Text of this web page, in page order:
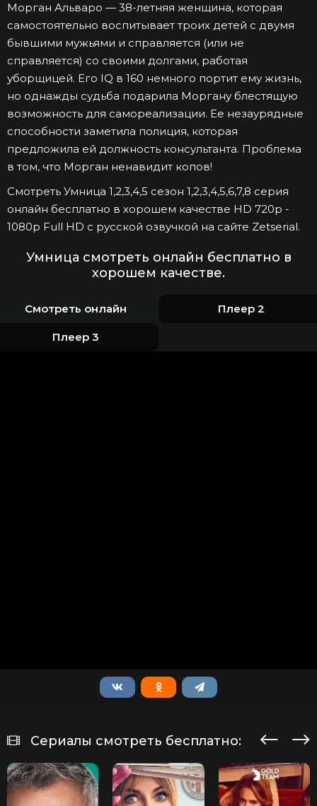
Морган Альваро — 38-летняя женщина, которая
самостоятельно воспитывает троих детей с двумя
бывшими мужьями и справляется (или не
справляется) со своими долгами, работая
уборщицей. Его IQ в 160 немного портит ему жизнь,
но однажды судьба подарила Моргану блестящую
возможность для самореализации. Ее незаурядные
способности заметила полиция, которая
предложила ей должность консультанта. Проблема
в том, что Морган ненавидит копов!
Смотреть Умница 1,2,3,4,5 сезон 1,2,3,4,5,6,7,8 серия
онлайн бесплатно в хорошем качестве HD 720p -
1080p Full HD с русской озвучкой на сайте Zetserial.
Умница смотреть онлайн бесплатно в
хорошем качестве.
Смотреть онлайн Плеер 2
Плеер 3
Сериалы смотреть бесплатно: